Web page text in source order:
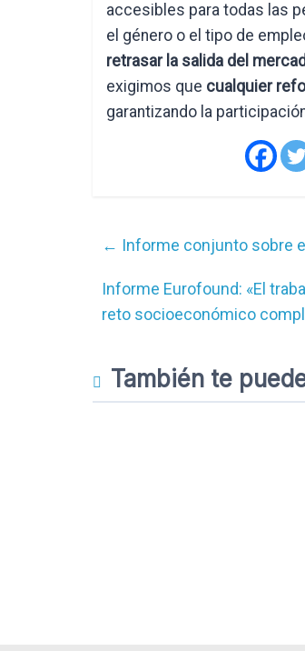
accesibles para todas las
el género o el tipo de
retrasar la salida del
exigimos que cualquier
garantizando la
← Informe conjunto sobre
Informe Eurofound: «El
reto socioeconómico
También te